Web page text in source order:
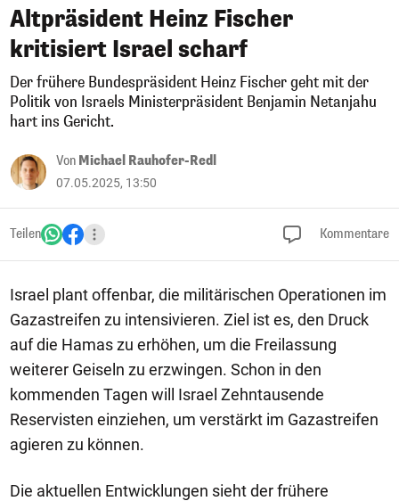
Altpräsident Heinz Fischer
kritisiert Israel scharf
Der frühere Bundespräsident Heinz Fischer geht mit der
Politik von Israels Ministerpräsident Benjamin Netanjahu
hart ins Gericht.
Von Michael Rauhofer-Redl
07.05.2025, 13:50
Teilen Kommentare
Israel plant offenbar, die militärischen Operationen im
Gazastreifen zu intensivieren. Ziel ist es, den Druck
auf die Hamas zu erhöhen, um die Freilassung
weiterer Geiseln zu erzwingen. Schon in den
kommenden Tagen will Israel Zehntausende
Reservisten einziehen, um verstärkt im Gazastreifen
agieren zu können.
Die aktuellen Entwicklungen sieht der frühere